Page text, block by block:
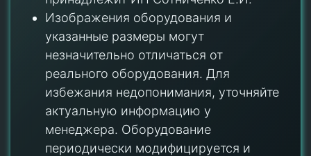
Изображения оборудования и
указанные размеры могут
незначительно отличаться от
реального оборудования. Для
избежания недопонимания, уточняйте
актуальную информацию у
менеджера. Оборудование
периодически модифицируется и